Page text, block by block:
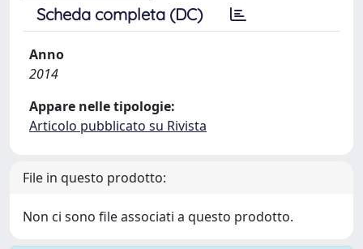
Scheda completa (DC)
Anno
2014
Appare nelle tipologie:
Articolo pubblicato su Rivista
File in questo prodotto:
Non ci sono file associati a questo prodotto.